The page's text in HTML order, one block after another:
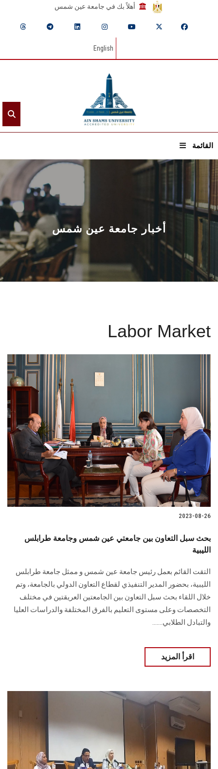
أهلاً بك في جامعة عين شمس
English
القائمة
الرئيسيـة
عن الجامعة
القطاعـات
الشئون الأكاديمية
البحث العلمي
الأنظمة الذكية
الإعلام
تواصل معنا
الطلاب
هيئة التدريس
الدراسات العليا
الزائـرون
سجل الان
أخبار جامعة عين شمس
Labor Market
2023-08-26
بحث سبل التعاون بين جامعتي عين شمس وجامعة طرابلس
الليبية
التقت القائم بعمل رئيس جامعة عين شمس و ممثل جامعة طرابلس
الليبية، بحضور المدير التنفيذي لقطاع التعاون الدولي بالجامعة، وتم
خلال اللقاء بحث سبل التعاون بين الجامعتين العريقتين في مختلف
التخصصات وعلى مستوى التعليم بالفرق المختلفة والدراسات العليا
والتبادل الطلابي.......
اقرأ المزيد